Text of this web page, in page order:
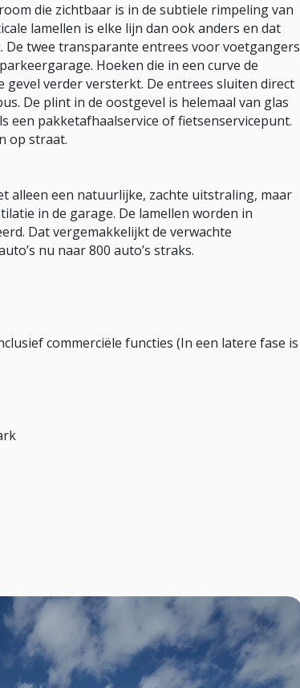
die zichtbaar is in de subtiele rimpeling van
lamellen is elke lijn dan ook anders en dat
twee transparante entrees voor voetgangers
Hoeken die in een curve de
gevel verder versterkt. De entrees sluiten direct
De plint in de oostgevel is helemaal van glas
een pakketafhaalservice of fietsenservicepunt.
op straat.
alleen een natuurlijke, zachte uitstraling, maar
in de garage. De lamellen worden in
Dat vergemakkelijkt de verwachte
nu naar 800 auto’s straks.
commerciële functies (In een latere fase is